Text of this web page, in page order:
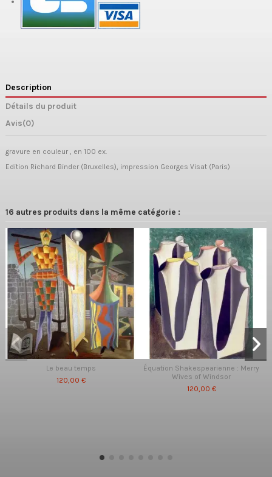
Description
Détails du produit
Avis(0)
gravure en couleur , en 100 ex.
Edition Richard Binder (Bruxelles), impression Georges Visat (Paris)
16 autres produits dans la même catégorie :
Le beau temps
120,00 €
Équation Shakespearienne : Merry
Wives of Windsor
120,00 €